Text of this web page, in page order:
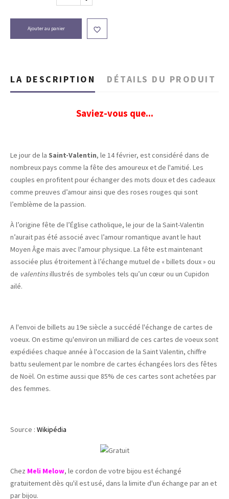
Ajouter au panier 
LA DESCRIPTION DÉTAILS DU PRODUIT
Saviez-vous que...
Le jour de la Saint-Valentin, le 14 février, est considéré dans de
nombreux pays comme la fête des amoureux et de l'amitié. Les
couples en profitent pour échanger des mots doux et des cadeaux
comme preuves d’amour ainsi que des roses rouges qui sont
l’emblème de la passion.
À l’origine fête de l’Église catholique, le jour de la Saint-Valentin
n’aurait pas été associé avec l’amour romantique avant le haut
Moyen Âge mais avec l'amour physique. La fête est maintenant
associée plus étroitement à l’échange mutuel de « billets doux » ou
de valentinsillustrés de symboles tels qu’un cœur ou un Cupidon
ailé.
A l'envoi de billets au 19e siècle a succédé l'échange de cartes de
voeux. On estime qu'environ un milliard de ces cartes de voeux sont
expédiées chaque année à l'occasion de la Saint Valentin, chiffre
battu seulement par le nombre de cartes échangées lors des fêtes
de Noël. On estime aussi que 85% de ces cartes sont achetées par
des femmes.
Source : Wikipédia
Chez Meli Melow, le cordon de votre bijou est échangé
gratuitement dès qu'il est usé, dans la limite d'un échange par an et
par bijou.